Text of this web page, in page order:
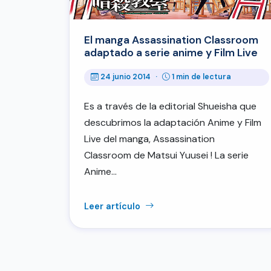
El manga Assassination Classroom
adaptado a serie anime y Film Live
24 junio 2014 · 1 min de lectura
Es a través de la editorial Shueisha que
descubrimos la adaptación Anime y Film
Live del manga, Assassination
Classroom de Matsui Yuusei ! La serie
Anime…
Leer artículo